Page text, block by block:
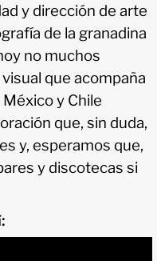
y dirección de arte
de la granadina
no muchos
que acompaña
y Chile
que, sin duda,
y, esperamos que,
y discotecas si